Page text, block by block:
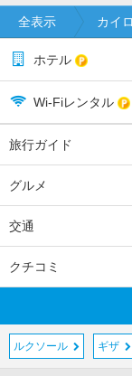
全表示 カイロ
ホテル
Wi-Fiレンタル
旅行ガイド
グルメ
交通
クチコミ
ルクソール ギザ